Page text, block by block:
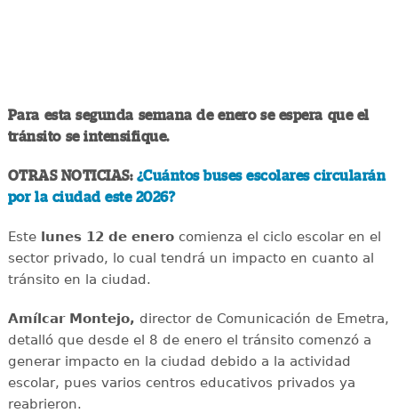
Para esta segunda semana de enero se espera que el
tránsito se intensifique.
OTRAS NOTICIAS: ¿Cuántos buses escolares circularán
por la ciudad este 2026?
Este lunes 12 de enerocomienza el ciclo escolar en el
sector privado, lo cual tendrá un impacto en cuanto al
tránsito en la ciudad.
Amílcar Montejo, director de Comunicación de Emetra,
detalló que desde el 8 de enero el tránsito comenzó a
generar impacto en la ciudad debido a la actividad
escolar, pues varios centros educativos privados ya
reabrieron.